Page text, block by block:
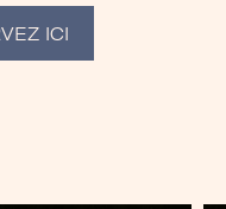
ICI